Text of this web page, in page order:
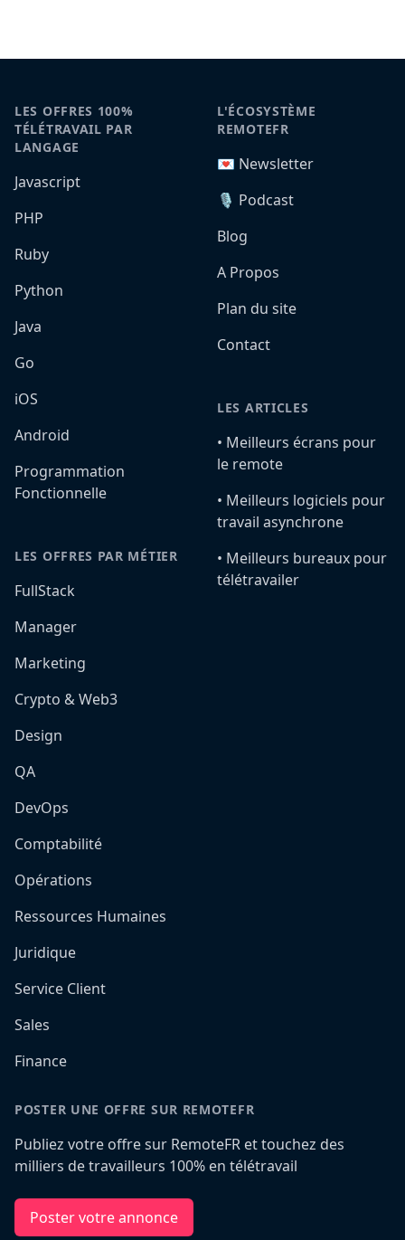
LES OFFRES 100%
TÉLÉTRAVAIL PAR
LANGAGE
Javascript
PHP
Ruby
Python
Java
Go
iOS
Android
Programmation
Fonctionnelle
LES OFFRES PAR MÉTIER
FullStack
Manager
Marketing
Crypto & Web3
Design
QA
DevOps
Comptabilité
Opérations
Ressources Humaines
Juridique
Service Client
Sales
Finance
L'ÉCOSYSTÈME
REMOTEFR
💌 Newsletter
🎙️ Podcast
Blog
A Propos
Plan du site
Contact
LES ARTICLES
•️ Meilleurs écrans pour
le remote
•️ Meilleurs logiciels pour
travail asynchrone
•️ Meilleurs bureaux pour
télétravailer
POSTER UNE OFFRE SUR REMOTEFR
Publiez votre offre sur RemoteFR et touchez des
milliers de travailleurs 100% en télétravail
Poster votre annonce